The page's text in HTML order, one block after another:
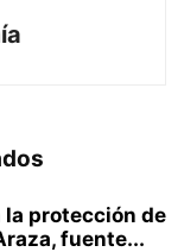
la protección de
fuente...